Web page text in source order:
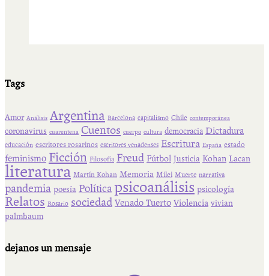
Tags
Amor Análisis Argentina Barcelona capitalismo Chile contemporánea
coronavirus cuarentena Cuentos cuerpo cultura democracia Dictadura
educación escritores rosarinos escritores venadenses Escritura España estado
feminismo Ficción Filosofía Freud Fútbol Justicia Kohan Lacan
literatura Martín Kohan Memoria Milei Muerte narrativa
pandemia poesía Política psicoanálisis psicología
Relatos Rosario sociedad Venado Tuerto Violencia vivian
palmbaum
dejanos un mensaje